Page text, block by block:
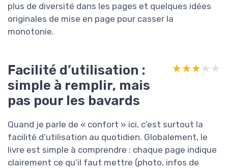
plus de diversité dans les pages et quelques idées
originales de mise en page pour casser la
monotonie.
Facilité d’utilisation :
simple à remplir, mais
pas pour les bavards
★★★★★
★★★★★
Quand je parle de « confort » ici, c’est surtout la
facilité d’utilisation au quotidien. Globalement, le
livre est simple à comprendre : chaque page indique
clairement ce qu’il faut mettre (photo, infos de